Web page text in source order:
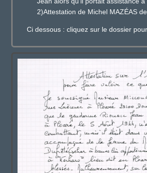
2)Attestation de Michel MAZÉAS
Ci dessous : cliquez sur le dossier